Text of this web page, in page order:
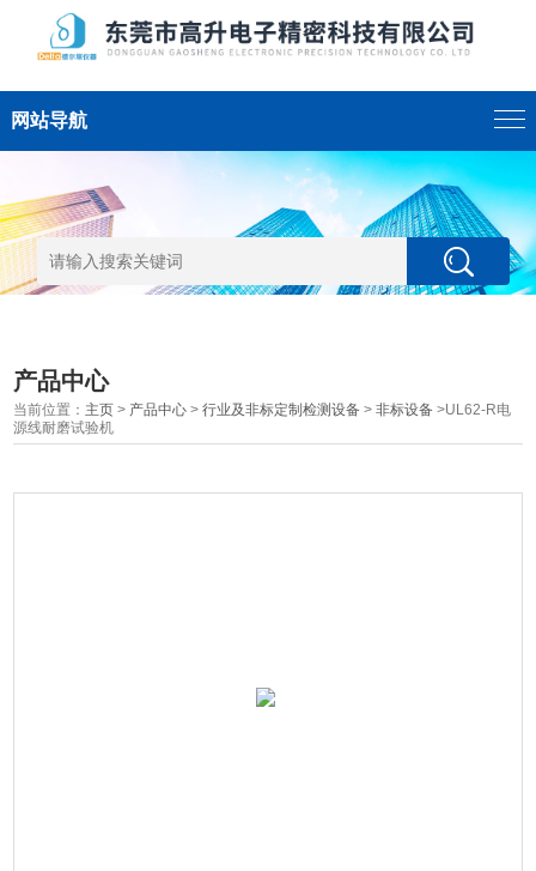
网站导航
产品中心
当前位置： 主页 > 产品中心 >行业及非标定制检测设备 >非标设备 >UL62-R电
源线耐磨试验机